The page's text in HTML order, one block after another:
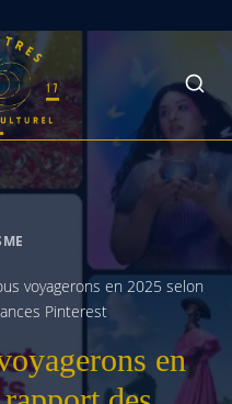
voyagerons en 2025 selon
Pinterest
en